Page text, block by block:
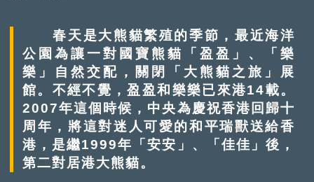
春天是大熊貓繁殖的季節，最近海洋
公園為讓一對國寶熊貓「盈盈」、「樂
樂」自然交配，關閉「大熊貓之旅」展
館。不經不覺，盈盈和樂樂已來港14載。
2007年這個時候，中央為慶祝香港回歸十
周年，將這對迷人可愛的和平瑞獸送給香
港，是繼1999年「安安」、「佳佳」後，
第二對居港大熊貓。